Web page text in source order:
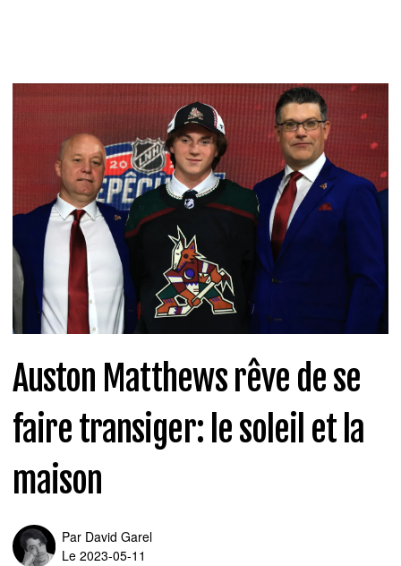
Auston Matthews rêve de se
faire transiger: le soleil et la
maison
Par David Garel
Le 2023-05-11